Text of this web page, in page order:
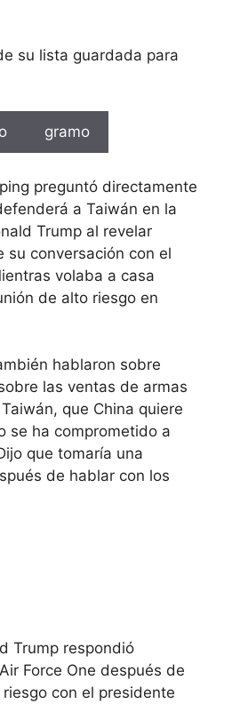
su lista guardada para
gramo
preguntó directamente
a Taiwán en la
Trump al revelar
su conversación con el
volaba a casa
de alto riesgo en
hablaron sobre
las ventas de armas
que China quiere
se ha comprometido a
que tomaría una
de hablar con los
Trump respondió
Force One después de
con el presidente